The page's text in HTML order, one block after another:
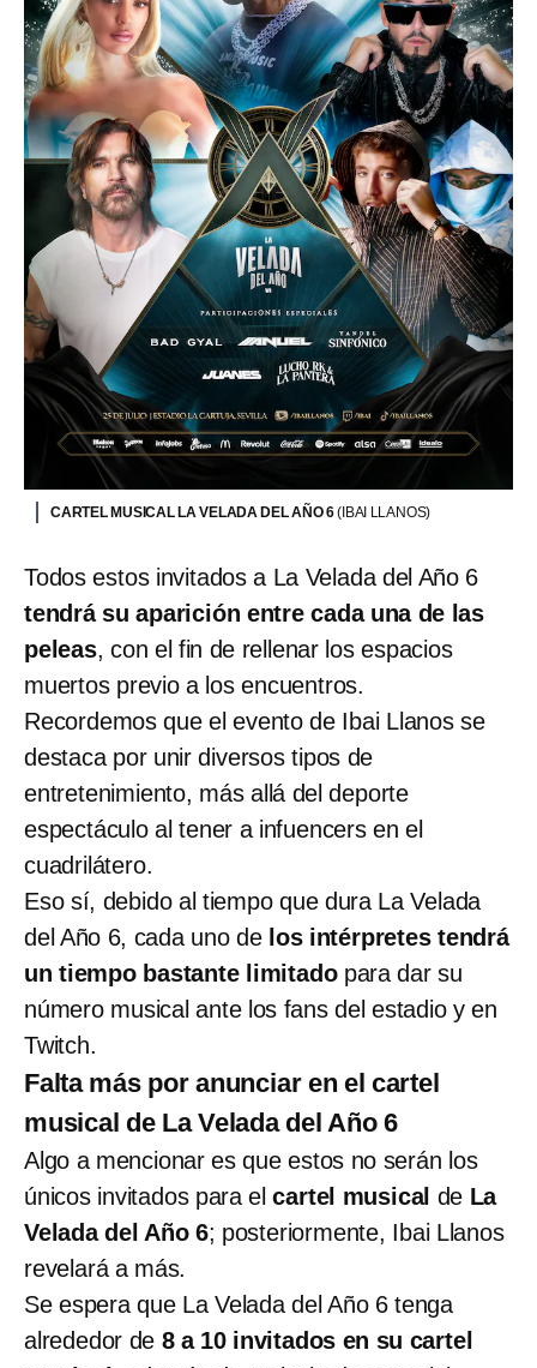
CARTEL MUSICAL LA VELADA DEL AÑO 6(IBAI LLANOS)
Todos estos invitados a La Velada del Año 6
tendrá su aparición entre cada una de las
peleas, con el fin de rellenar los espacios
muertos previo a los encuentros.
Recordemos que el evento de Ibai Llanos se
destaca por unir diversos tipos de
entretenimiento, más allá del deporte
espectáculo al tener a infuencers en el
cuadrilátero.
Eso sí, debido al tiempo que dura La Velada
del Año 6, cada uno de los intérpretes tendrá
un tiempo bastante limitadopara dar su
número musical ante los fans del estadio y en
Twitch.
Falta más por anunciar en el cartel
musical de La Velada del Año 6
Algo a mencionar es que estos no serán los
únicos invitados para elcartel musical de La
Velada del Año 6; posteriormente, Ibai Llanos
revelará a más.
Se espera que La Velada del Año 6 tenga
alrededor de 8 a 10 invitados en su cartel